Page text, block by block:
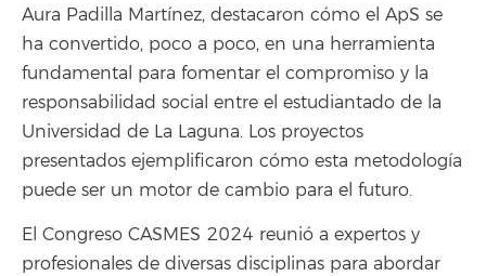
Aura Padilla Martínez, destacaron cómo el ApS se
ha convertido, poco a poco, en una herramienta
fundamental para fomentar el compromiso y la
responsabilidad social entre el estudiantado de la
Universidad de La Laguna. Los proyectos
presentados ejemplificaron cómo esta metodología
puede ser un motor de cambio para el futuro.
El Congreso CASMES 2024 reunió a expertos y
profesionales de diversas disciplinas para abordar